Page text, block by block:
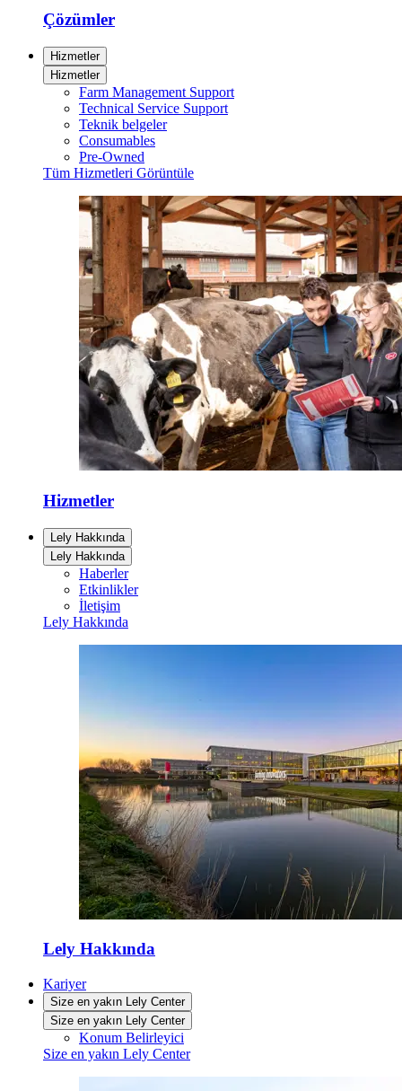
Çözümler
Hizmetler
Hizmetler
Farm Management Support
Technical Service Support
Teknik belgeler
Consumables
Pre-Owned
Tüm Hizmetleri Görüntüle
Hizmetler
Lely Hakkında
Lely Hakkında
Haberler
Etkinlikler
İletişim
Lely Hakkında
Lely Hakkında
Kariyer
Size en yakın Lely Center
Size en yakın Lely Center
Konum Belirleyici
Size en yakın Lely Center